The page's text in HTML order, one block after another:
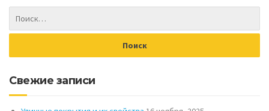
Свежие записи